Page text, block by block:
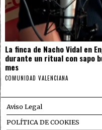
La finca de Nacho Vidal en
durante un ritual con sapo
mes
COMUNIDAD VALENCIANA
Aviso Legal
POLÍTICA DE COOKIES